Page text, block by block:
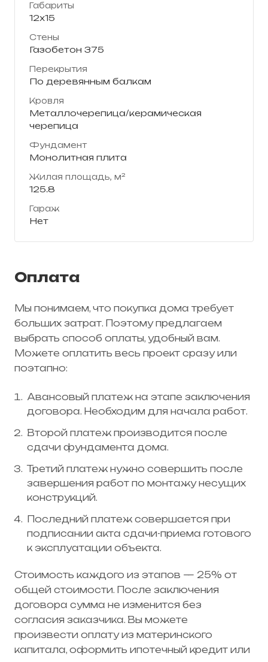
Габариты
12х15
Стены
Газобетон 375
Перекрытия
По деревянным балкам
Кровля
Металлочерепица/керамическая
черепица
Фундамент
Монолитная плита
Жилая площадь, м²
125.8
Гараж
Нет
Оплата
Мы понимаем, что покупка дома требует
больших затрат. Поэтому предлагаем
выбрать способ оплаты, удобный вам.
Можете оплатить весь проект сразу или
поэтапно:
Авансовый платеж на этапе заключения
договора. Необходим для начала работ.
Второй платеж производится после
сдачи фундамента дома.
Третий платеж нужно совершить после
завершения работ по монтажу несущих
конструкций.
Последний платеж совершается при
подписании акта сдачи-приема готового
к эксплуатации объекта.
Стоимость каждого из этапов — 25% от
общей стоимости. После заключения
договора сумма не изменится без
согласия заказчика. Вы можете
произвести оплату из материнского
капитала, оформить ипотечный кредит или